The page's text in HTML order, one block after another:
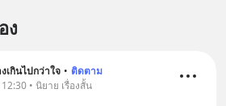
ง
เกินไปกว่าใจ • ติดตาม
• นิยาย เรื่องสั้น